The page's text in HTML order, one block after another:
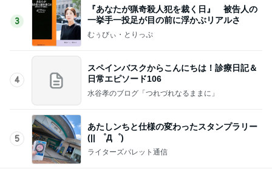
3
『あなたが猟奇殺人犯を裁く日』 被告人の
一挙手一投足が目の前に浮かぶリアルさ
むぅびぃ・とりっぷ
4
スペインバスクからこんにちは！診療日記＆
日常エピソード106
水谷孝のブログ「つれづれなるままに」
5
あたしンちと仕様の変わったスタンプラリー
(|| ゜Д゜)
ライターズパレット通信